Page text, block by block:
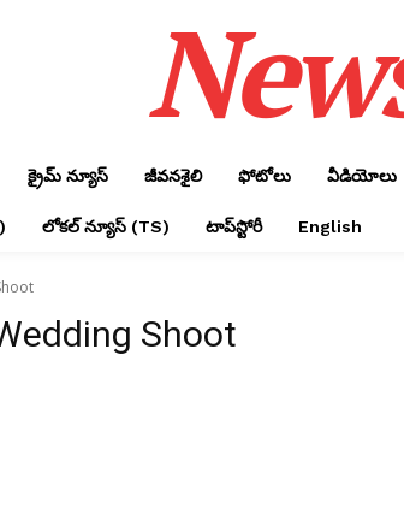
క్రైమ్ న్యూస్‌ జీవనశైలి ఫోటోలు వీడియోలు
లోక‌ల్ న్యూస్‌ (TS) టాప్‌స్టోరీ English
Shoot